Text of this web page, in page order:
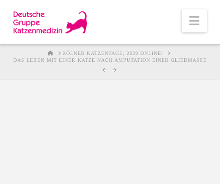
HOMEKÖLNER KATZENTAGE, 2020 ONLINE!
DAS LEBEN MIT EINER KATZE NACH AMPUTATION EINER GLIEDMASSE